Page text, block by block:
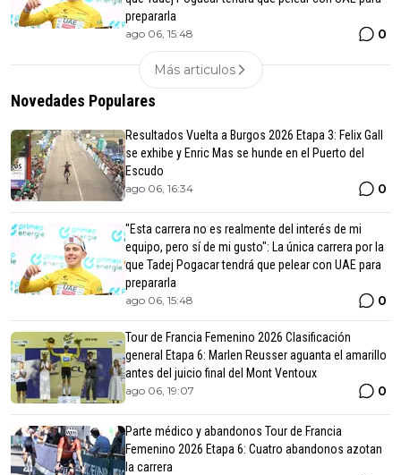
prepararla
ago 06, 15:48 0
Más articulos
Novedades Populares
Resultados Vuelta a Burgos 2026 Etapa 3: Felix Gall
se exhibe y Enric Mas se hunde en el Puerto del
Escudo
ago 06, 16:34 0
"Esta carrera no es realmente del interés de mi
equipo, pero sí de mi gusto": La única carrera por la
que Tadej Pogacar tendrá que pelear con UAE para
prepararla
ago 06, 15:48 0
Tour de Francia Femenino 2026 Clasificación
general Etapa 6: Marlen Reusser aguanta el amarillo
antes del juicio final del Mont Ventoux
ago 06, 19:07 0
Parte médico y abandonos Tour de Francia
Femenino 2026 Etapa 6: Cuatro abandonos azotan
la carrera